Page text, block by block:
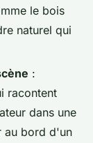
le bois
naturel qui
:
racontent
dans une
au bord d'un